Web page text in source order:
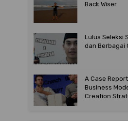
Back Wiser
Lulus Seleksi
dan Berbagai
A Case
Business
Creation